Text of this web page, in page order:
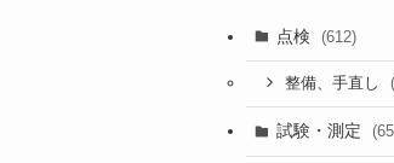
点検 (612)
整備、手直し
試験・測定